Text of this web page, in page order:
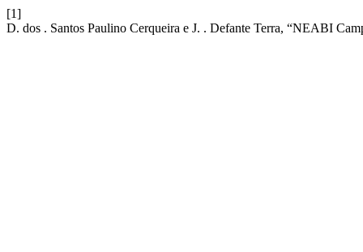
[1]
D. dos . Santos Paulino Cerqueira e J. . Defante Terra, “NEABI